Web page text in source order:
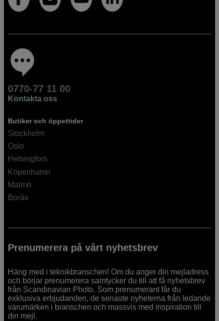
0770-77 11 00
Kontakta oss
Butiker och öppettider
Stockholm
Oslo
Helsingfors
Köpenhamn
Malmö
Borås
Prenumerera på vårt nyhetsbrev
Häng med i teknikbranschen! Om du anger din mejladress
och börjar prenumerera samtycker du till att få nyhetsbrev
från Scandinavian Photo. Som prenumerant får du
exklusiva erbjudanden, de senaste nyheterna från ledande
varumärken i branschen och massvis med inspiration till
din mejl.